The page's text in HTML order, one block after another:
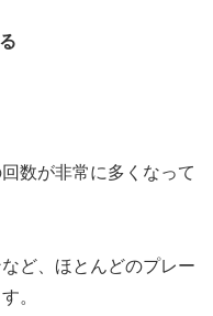
数が非常に多くなって
ど、ほとんどのプレー
。